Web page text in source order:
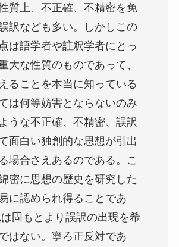
質上、不正確、不精密を免
訳なども多い。しかしこの
は語学者や註釈学者にとっ
大な性質のものであって、
ることを本当に知っている
は何等妨害とならないのみ
うな不正確、不精密、誤訳
面白い独創的な思想が引出
場合さえあるのである。こ
密に思想の歴史を研究した
に認められ得ることであ
固もとより誤訳の出現を希
はない。寧ろ正反対であ